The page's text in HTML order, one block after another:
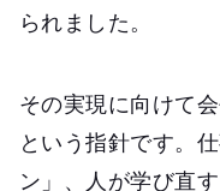
られました。
その実現に向けて
という指針です。
ン」、人が学び直